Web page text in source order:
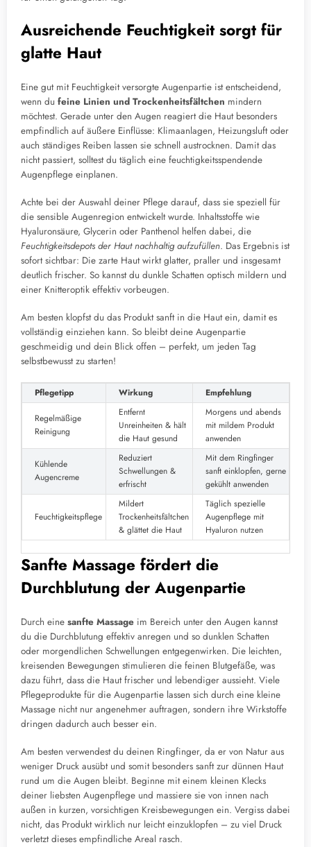
Ausreichende Feuchtigkeit sorgt für
glatte Haut
Eine gut mit Feuchtigkeit versorgte Augenpartie ist entscheidend,
wenn du feine Linien und Trockenheitsfältchen mindern
möchtest. Gerade unter den Augen reagiert die Haut besonders
empfindlich auf äußere Einflüsse: Klimaanlagen, Heizungsluft oder
auch ständiges Reiben lassen sie schnell austrocknen. Damit das
nicht passiert, solltest du täglich eine feuchtigkeitsspendende
Augenpflege einplanen.
Achte bei der Auswahl deiner Pflege darauf, dass sie speziell für
die sensible Augenregion entwickelt wurde. Inhaltsstoffe wie
Hyaluronsäure, Glycerin oder Panthenol helfen dabei, die
Feuchtigkeitsdepots der Haut nachhaltig aufzufüllen. Das Ergebnis ist
sofort sichtbar: Die zarte Haut wirkt glatter, praller und insgesamt
deutlich frischer. So kannst du dunkle Schatten optisch mildern und
einer Knitteroptik effektiv vorbeugen.
Am besten klopfst du das Produkt sanft in die Haut ein, damit es
vollständig einziehen kann. So bleibt deine Augenpartie
geschmeidig und dein Blick offen – perfekt, um jeden Tag
selbstbewusst zu starten!
Pflegetipp Wirkung Empfehlung
Regelmäßige
Reinigung
Entfernt
Unreinheiten & hält
die Haut gesund
Morgens und abends
mit mildem Produkt
anwenden
Kühlende
Augencreme
Reduziert
Schwellungen &
erfrischt
Mit dem Ringfinger
sanft einklopfen, gerne
gekühlt anwenden
Feuchtigkeitspflege
Mildert
Trockenheitsfältchen
& glättet die Haut
Täglich spezielle
Augenpflege mit
Hyaluron nutzen
Sanfte Massage fördert die
Durchblutung der Augenpartie
Durch eine sanfte Massage im Bereich unter den Augen kannst
du die Durchblutung effektiv anregen und so dunklen Schatten
oder morgendlichen Schwellungen entgegenwirken. Die leichten,
kreisenden Bewegungen stimulieren die feinen Blutgefäße, was
dazu führt, dass die Haut frischer und lebendiger aussieht. Viele
Pflegeprodukte für die Augenpartie lassen sich durch eine kleine
Massage nicht nur angenehmer auftragen, sondern ihre Wirkstoffe
dringen dadurch auch besser ein.
Am besten verwendest du deinen Ringfinger, da er von Natur aus
weniger Druck ausübt und somit besonders sanft zur dünnen Haut
rund um die Augen bleibt. Beginne mit einem kleinen Klecks
deiner liebsten Augenpflege und massiere sie von innen nach
außen in kurzen, vorsichtigen Kreisbewegungen ein. Vergiss dabei
nicht, das Produkt wirklich nur leicht einzuklopfen – zu viel Druck
verletzt dieses empfindliche Areal rasch.